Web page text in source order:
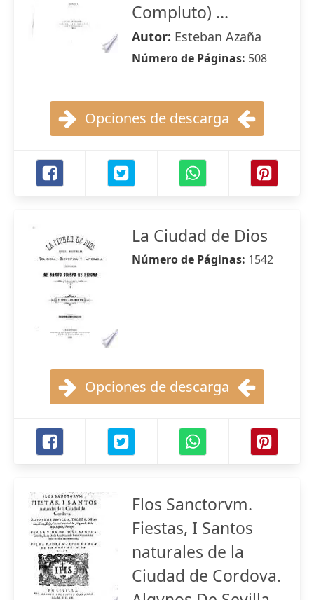
Compluto) ...
Autor: Esteban Azaña
Número de Páginas: 508
Opciones de descarga
La Ciudad de Dios
Número de Páginas: 1542
Opciones de descarga
Flos Sanctorvm.
Fiestas, I Santos
naturales de la
Ciudad de Cordova.